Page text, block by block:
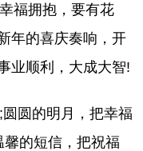
福拥抱，要有花
年的喜庆奏响，开
业顺利，大成大智!
圆的明月，把幸福
的短信，把祝福